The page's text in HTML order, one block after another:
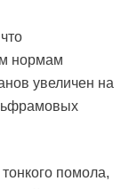
нормам
увеличен на
помола,